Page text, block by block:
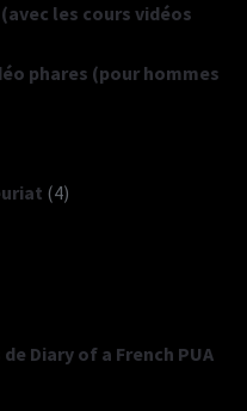
les cours vidéos
phares (pour hommes
44
Diary of a French PUA